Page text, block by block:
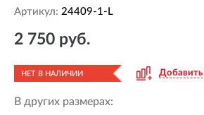
Артикул: 24409-1-L
2 750 руб.
НЕТ В НАЛИЧИИ Добавить
В других размерах: